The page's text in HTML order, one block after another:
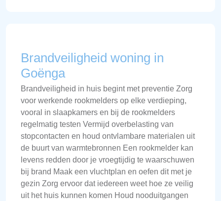
Brandveiligheid woning in
Goënga
Brandveiligheid in huis begint met preventie Zorg
voor werkende rookmelders op elke verdieping,
vooral in slaapkamers en bij de rookmelders
regelmatig testen Vermijd overbelasting van
stopcontacten en houd ontvlambare materialen uit
de buurt van warmtebronnen Een rookmelder kan
levens redden door je vroegtijdig te waarschuwen
bij brand Maak een vluchtplan en oefen dit met je
gezin Zorg ervoor dat iedereen weet hoe ze veilig
uit het huis kunnen komen Houd nooduitgangen